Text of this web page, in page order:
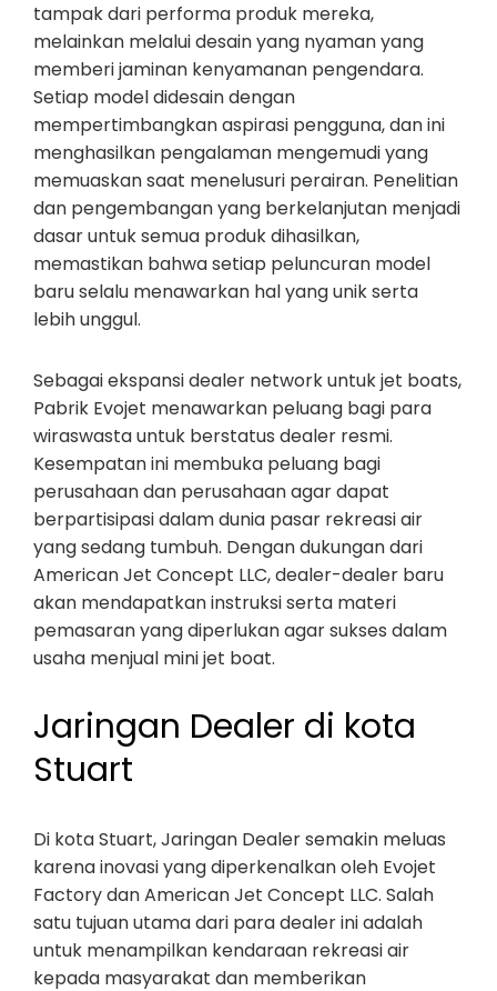
tampak dari performa produk mereka,
melainkan melalui desain yang nyaman yang
memberi jaminan kenyamanan pengendara.
Setiap model didesain dengan
mempertimbangkan aspirasi pengguna, dan ini
menghasilkan pengalaman mengemudi yang
memuaskan saat menelusuri perairan. Penelitian
dan pengembangan yang berkelanjutan menjadi
dasar untuk semua produk dihasilkan,
memastikan bahwa setiap peluncuran model
baru selalu menawarkan hal yang unik serta
lebih unggul.
Sebagai ekspansi dealer network untuk jet boats,
Pabrik Evojet menawarkan peluang bagi para
wiraswasta untuk berstatus dealer resmi.
Kesempatan ini membuka peluang bagi
perusahaan dan perusahaan agar dapat
berpartisipasi dalam dunia pasar rekreasi air
yang sedang tumbuh. Dengan dukungan dari
American Jet Concept LLC, dealer-dealer baru
akan mendapatkan instruksi serta materi
pemasaran yang diperlukan agar sukses dalam
usaha menjual mini jet boat.
Jaringan Dealer di kota
Stuart
Di kota Stuart, Jaringan Dealer semakin meluas
karena inovasi yang diperkenalkan oleh Evojet
Factory dan American Jet Concept LLC. Salah
satu tujuan utama dari para dealer ini adalah
untuk menampilkan kendaraan rekreasi air
kepada masyarakat dan memberikan